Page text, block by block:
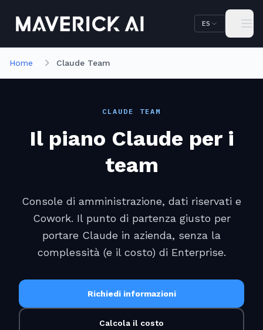
ES
Home Claude Team
CLAUDE TEAM
Il piano Claude per i
team
Console di amministrazione, dati riservati e
Cowork. Il punto di partenza giusto per
portare Claude in azienda, senza la
complessità (e il costo) di Enterprise.
Richiedi informazioni
Calcola il costo